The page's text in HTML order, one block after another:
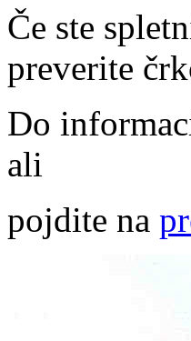
Če ste
preverite
Do
ali
pojdite na